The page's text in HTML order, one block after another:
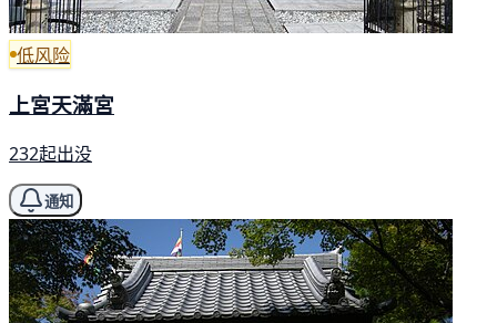
低风险
上宮天滿宮
232起出没
通知